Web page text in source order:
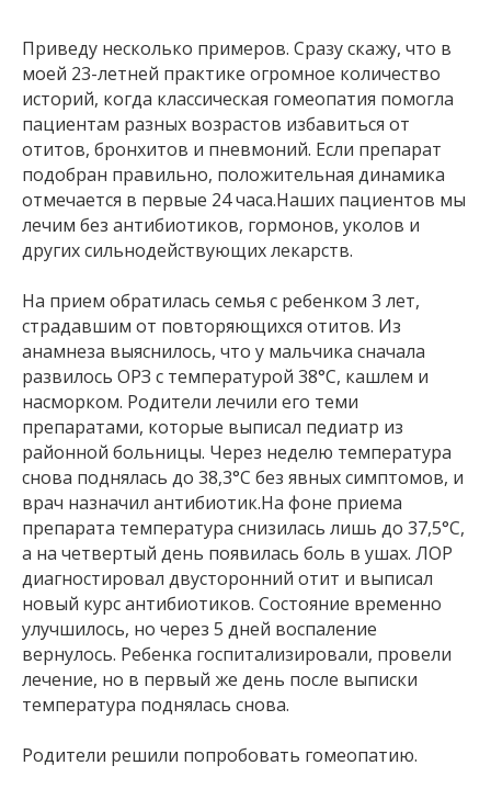
Приведу несколько примеров. Сразу скажу, что в
моей 23-летней практике огромное количество
историй, когда классическая гомеопатия помогла
пациентам разных возрастов избавиться от
отитов, бронхитов и пневмоний. Если препарат
подобран правильно, положительная динамика
отмечается в первые 24 часа.Наших пациентов мы
лечим без антибиотиков, гормонов, уколов и
других сильнодействующих лекарств.
На прием обратилась семья с ребенком 3 лет,
страдавшим от повторяющихся отитов. Из
анамнеза выяснилось, что у мальчика сначала
развилось ОРЗ с температурой 38°C, кашлем и
насморком. Родители лечили его теми
препаратами, которые выписал педиатр из
районной больницы. Через неделю температура
снова поднялась до 38,3°C без явных симптомов, и
врач назначил антибиотик.На фоне приема
препарата температура снизилась лишь до 37,5°C,
а на четвертый день появилась боль в ушах. ЛОР
диагностировал двусторонний отит и выписал
новый курс антибиотиков. Состояние временно
улучшилось, но через 5 дней воспаление
вернулось. Ребенка госпитализировали, провели
лечение, но в первый же день после выписки
температура поднялась снова.
Родители решили попробовать гомеопатию.